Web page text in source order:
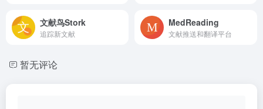
文献鸟Stork
追踪新文献
MedReading
文献推送和翻译平台
暂无评论